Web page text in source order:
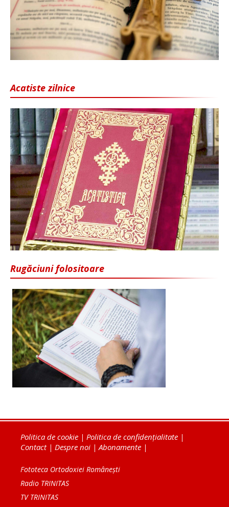
Acatiste zilnice
Rugăciuni folositoare
Politica de cookie | Politica de confidențialitate |
Contact| Despre noi | Abonamente |
Fototeca Ortodoxiei Românești
Radio TRINITAS
TV TRINITAS